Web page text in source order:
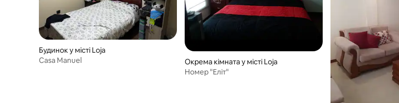
Будинок у місті Loja
Casa Manuel
Окрема кімната у місті Loja
Номер "Еліт"